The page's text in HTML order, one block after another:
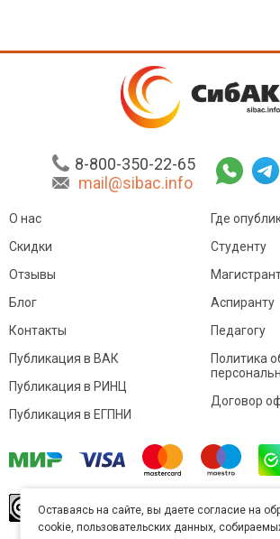
8-800-350-22-65
mail@sibac.info
О нас
Скидки
Отзывы
Блог
Контакты
Где
Студенту
Аспиранту
Педагогу
Публикация в ВАК
Публикация в РИНЦ
Публикация в ЕГПНИ
Политика
Договор
произведение доступно по
Commons «Attribution»
Оставаясь на сайте, вы даете согласие на
cookie, пользовательских данных,